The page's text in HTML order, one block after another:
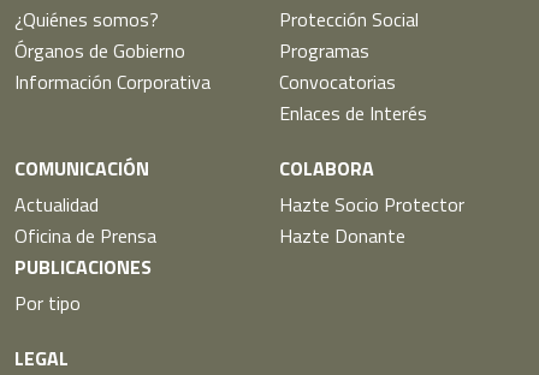
¿Quiénes somos?
Órganos de Gobierno
Información Corporativa
Protección Social
Programas
Convocatorias
Enlaces de Interés
COMUNICACIÓN
Actualidad
Oficina de Prensa
PUBLICACIONES
Por tipo
COLABORA
Hazte Socio Protector
Hazte Donante
LEGAL